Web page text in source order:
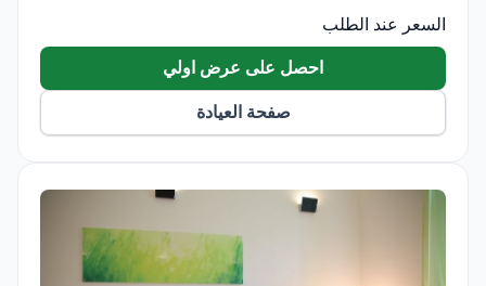
الرقمية لضمان أفضل النتائج الجمالية.
السعر عند الطلب
احصل على عرض اولي
صفحة العيادة